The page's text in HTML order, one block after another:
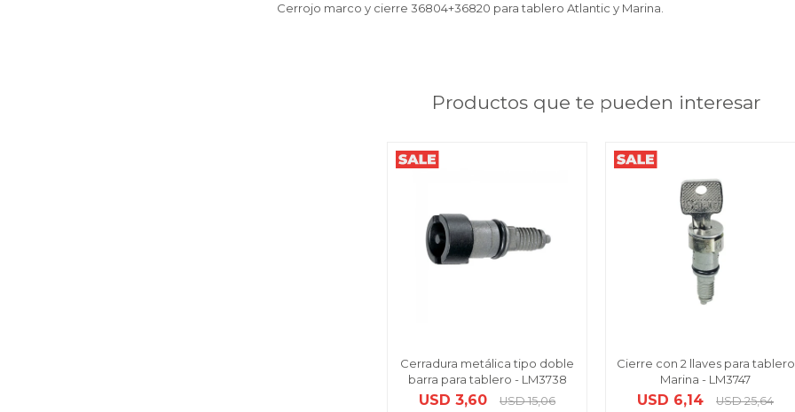
Cerrojo marco y cierre 36804+36820 para tablero Atlantic y Marina.
Productos que te pueden interesar
Cerradura metálica tipo doble
barra para tablero - LM3738
USD 3,60 USD 15,06
Cierre con 2 llaves para tablero
Marina - LM3747
USD 6,14 USD 25,64